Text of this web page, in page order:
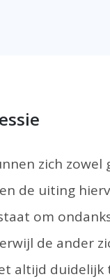
zich
de uiting
om
de ander
altijd